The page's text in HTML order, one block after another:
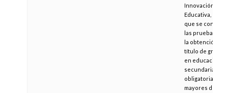
Innovación
Educativa, por la
que se
las pruebas
la obtención del
título de
en educación
secundaria
obligatoria para
mayores de